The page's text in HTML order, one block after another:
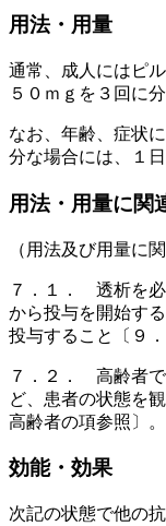
用法・用量
通常、成人にはピ
５０ｍｇを３回に
なお、年齢、症状
分な場合には、１
用法・用量に関
（用法及び用量に
７．１． 透析を必
から投与を開始す
投与すること〔９
７．２． 高齢者
ど、患者の状態を
高齢者の項参照〕。
効能・効果
次記の状態で他の